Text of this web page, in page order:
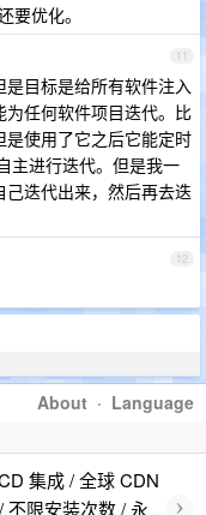
要优化。
11
目标是给所有软件注入
任何软件项目迭代。比
使用了它之后它能定时
主进行迭代。但是我一
迭代出来，然后再去迭
12
About · Language
集成 / 全球 CDN
不限安装次数 / 永
›